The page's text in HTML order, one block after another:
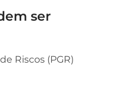
ser
Riscos (PGR)